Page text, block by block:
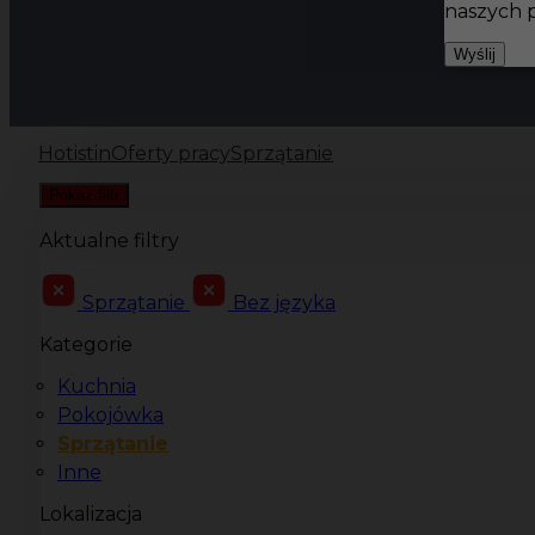
HotistinOferty pracySprzątanie
Pokaż filtr
Aktualne filtry
Sprzątanie
Bez języka
Kategorie
Kuchnia
Pokojówka
Sprzątanie
Inne
Lokalizacja
naszych
Wyślij